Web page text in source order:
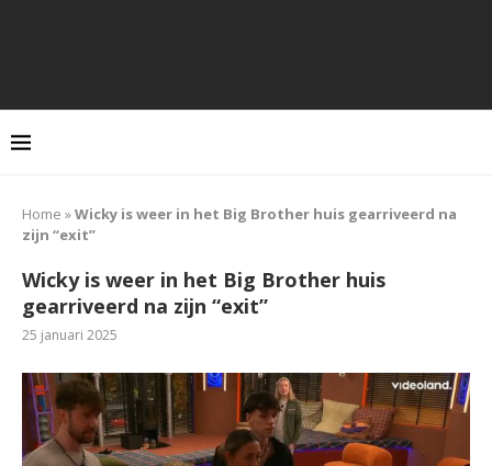
Home »Wicky is weer in het Big Brother huis gearriveerd na
zijn “exit”
Wicky is weer in het Big Brother huis
gearriveerd na zijn “exit”
25 januari 2025